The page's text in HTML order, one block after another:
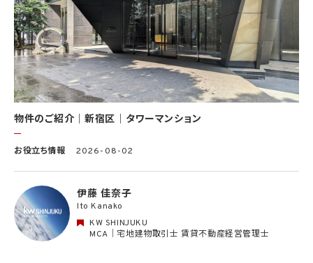
における選考及び連絡のため（応募者の個人情報について）
(10) KWエージェント並びに当社及びKW加盟店の役職員に関する情報に関して、当該
情報を当社又はKWライセンサーが運営するウェブサイト（当社又はKWライセンサーか
ら委託を受けた第三者によって運営されるウェブサイトを含み、当該ウェブサイトが一般
向けに公開される場合を含みます。）上に掲載するため
(11) 株主管理、会社法その他法令上の手続対応のため（株主、新株予約権者等の個人情
報について）
(12) 当社のサービスを通じて実施された不動産に関する取引の実績について、個人を識
(13) その他、上記利用目的に付随する目的のため
る運営、サービスの利用状況等を分析した情報を用いたシステムの改善及び開発並びに
することについて同意を撤回し又は異議を述べた場合には、当社はただちにその旨を当
該第三者に通知するものとします。
3. 個人情報利用目的の変更
物件のご紹介｜新宿区｜タワーマンション
お役立ち情報 2026-08-02
伊藤 佳奈子
Ito Kanako
KW SHINJUKU
MCA｜宅地建物取引士 賃貸不動産経営管理士